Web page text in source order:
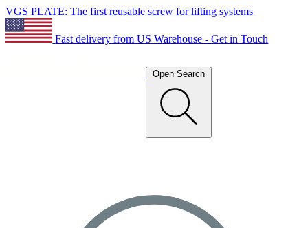
VGS PLATE: The first reusable screw for lifting systems
Fast delivery from US Warehouse - Get in Touch
Open Search